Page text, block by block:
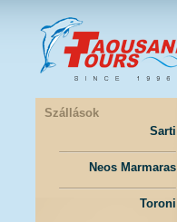
Szállások
Sarti
Neos Marmaras
Toroni